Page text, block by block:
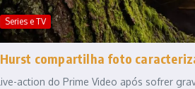
Series e TV
compartilha foto
action do Prime Video após sofrer